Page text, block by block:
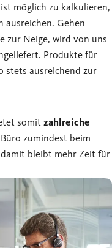
möglich zu kalkulieren,
ausreichen. Gehen
zur Neige, wird von uns
Produkte für
stets ausreichend zur
somit zahlreiche
zumindest beim
bleibt mehr Zeit für